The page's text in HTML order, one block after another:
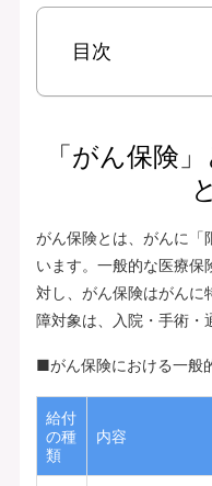
目次
「がん保険
がん保険とは、がんに「
います。一般的な医療保
対し、がん保険はがんに
障対象は、入院・手術・
■がん保険における一
給付
の種
類
内容